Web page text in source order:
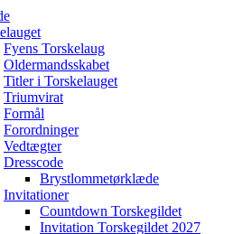
Fyens Torskelaug
Oldermandsskabet
Titler i Torskelauget
Triumvirat
Formål
Forordninger
Vedtægter
Dresscode
Brystlommetørklæde
Invitationer
Countdown Torskegildet
Invitation Torskegildet 2027